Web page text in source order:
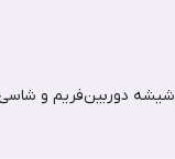
شیشه دوربینفریم و